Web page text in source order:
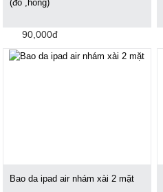
(đỏ ,hồng)
90,000đ
Bao da ipad air nhám xài 2 mặt